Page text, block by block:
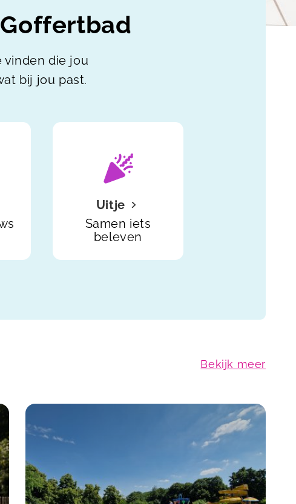
vinden die jou
bij jou past.
Uitje
Samen iets
beleven
Bekijk meer